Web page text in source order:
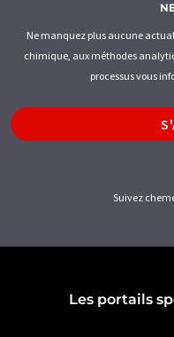
Ne manquez plus aucune
chimique, aux méthodes
processus vous
Suivez
Les portails